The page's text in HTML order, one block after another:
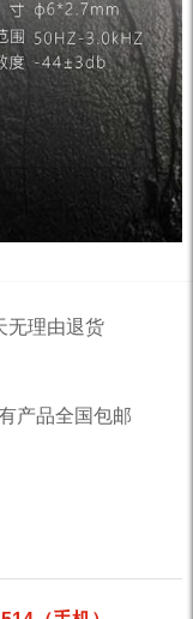
无理由退货
产品全国包邮